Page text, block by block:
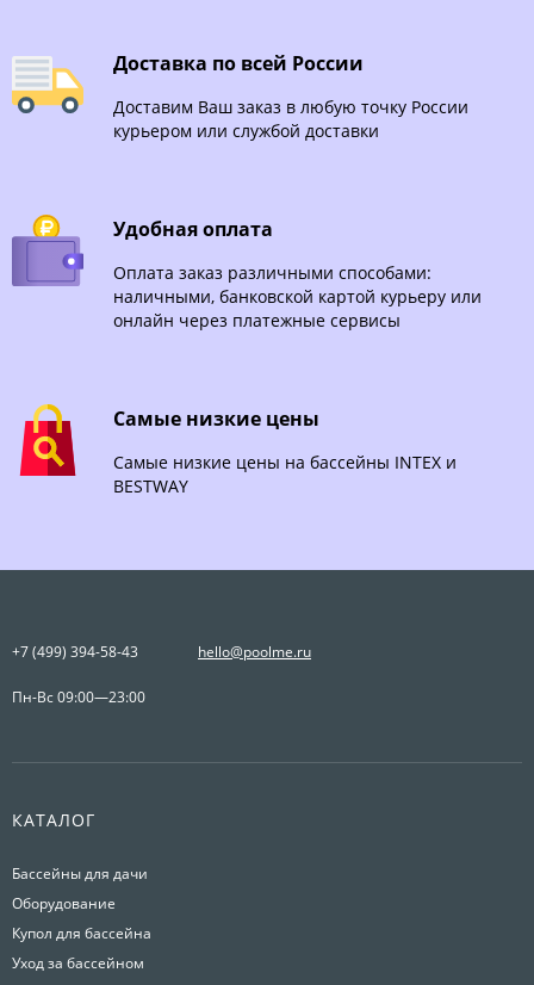
Доставка по всей России
Доставим Ваш заказ в любую точку России
курьером или службой доставки
Удобная оплата
Оплата заказ различными способами:
наличными, банковской картой курьеру или
онлайн через платежные сервисы
Самые низкие цены
Самые низкие цены на бассейны INTEX и
BESTWAY
+7 (499) 394-58-43 hello@poolme.ru
Пн-Вс 09:00—23:00
КАТАЛОГ
Бассейны для дачи
Оборудование
Купол для бассейна
Уход за бассейном